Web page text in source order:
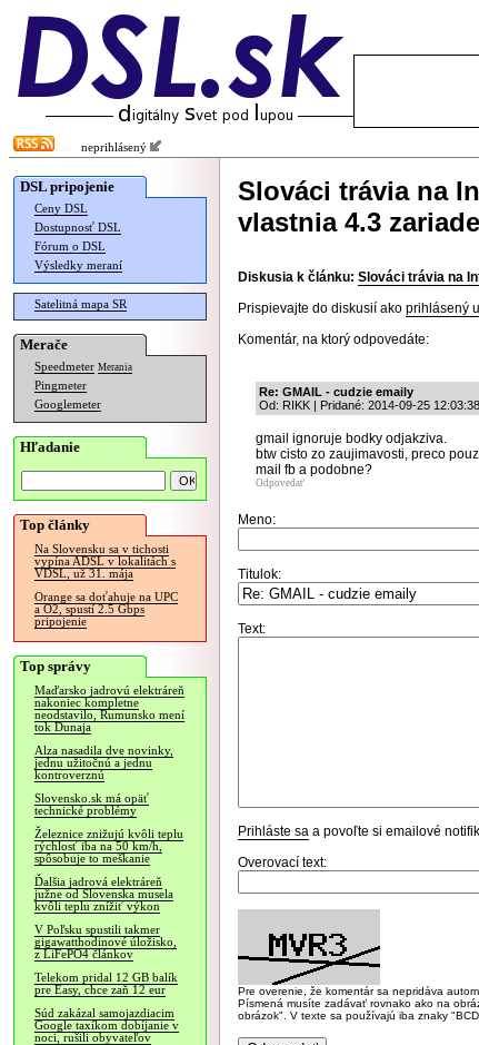
neprihlásený
DSL pripojenie
Ceny DSL
Dostupnosť DSL
Fórum o DSL
Výsledky meraní
Satelitná mapa SR
Merače
Speedmeter Merania
Pingmeter
Googlemeter
Hľadanie
Top články
Na Slovensku sa v tichosti
vypína ADSL v lokalitách s
VDSL, už 31. mája
Orange sa doťahuje na UPC
a O2, spustí 2.5 Gbps
pripojenie
Top správy
Maďarsko jadrovú elektráreň
nakoniec kompletne
neodstavilo, Rumunsko mení
tok Dunaja
Alza nasadila dve novinky,
jednu užitočnú a jednu
kontroverznú
Slovensko.sk má opäť
technické problémy
Železnice znižujú kvôli teplu
rýchlosť iba na 50 km/h,
spôsobuje to meškanie
Ďalšia jadrová elektráreň
južne od Slovenska musela
kvôli teplu znížiť výkon
V Poľsku spustili takmer
gigawatthodinové úložisko,
z LiFePO4 článkov
Telekom pridal 12 GB balík
pre Easy, chce zaň 12 eur
Súd zakázal samojazdiacim
Google taxíkom dobíjanie v
noci, rušili obyvateľov
Slováci trávia na
vlastnia 4.3
Diskusia k článku: Slováci trávia na
Prispievajte do diskusií ako prihlásený
Komentár, na ktorý odpovedáte:
Re: GMAIL - cudzie emaily
Od: RIKK | Pridané: 2014-09-25 12:03:38
gmail ignoruje bodky odjakziva.
btw cisto zo zaujimavosti, preco
mail fb a podobne?
Odpovedať
Meno:
Titulok:
Text:
Prihláste sa a povoľte si emailové
Overovací text:
Pre overenie, že komentár sa nepridáva
Písmená musíte zadávať rovnako ako na
obrázok". V texte sa používajú iba znaky